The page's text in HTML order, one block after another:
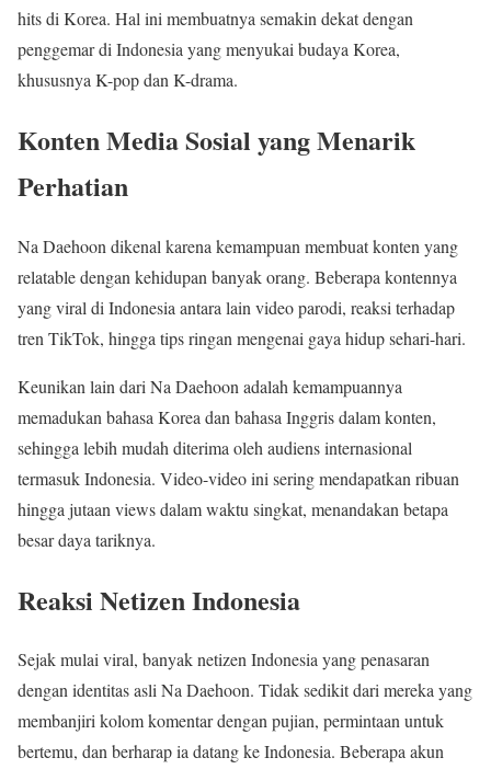
hits di Korea. Hal ini membuatnya semakin dekat dengan
penggemar di Indonesia yang menyukai budaya Korea,
khususnya K-pop dan K-drama.
Konten Media Sosial yang Menarik
Perhatian
Na Daehoon dikenal karena kemampuan membuat konten yang
relatable dengan kehidupan banyak orang. Beberapa kontennya
yang viral di Indonesia antara lain video parodi, reaksi terhadap
tren TikTok, hingga tips ringan mengenai gaya hidup sehari-hari.
Keunikan lain dari Na Daehoon adalah kemampuannya
memadukan bahasa Korea dan bahasa Inggris dalam konten,
sehingga lebih mudah diterima oleh audiens internasional
termasuk Indonesia. Video-video ini sering mendapatkan ribuan
hingga jutaan views dalam waktu singkat, menandakan betapa
besar daya tariknya.
Reaksi Netizen Indonesia
Sejak mulai viral, banyak netizen Indonesia yang penasaran
dengan identitas asli Na Daehoon. Tidak sedikit dari mereka yang
membanjiri kolom komentar dengan pujian, permintaan untuk
bertemu, dan berharap ia datang ke Indonesia. Beberapa akun